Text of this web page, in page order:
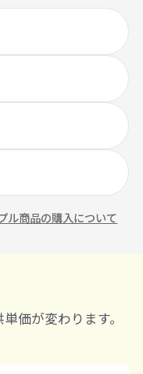
ル商品の購入について
価が変わります。